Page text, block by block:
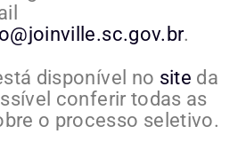
.
disponível no site da
conferir todas as
o processo seletivo.